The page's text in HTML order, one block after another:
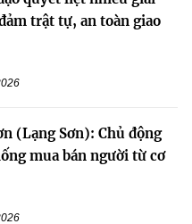
trật tự, an toàn giao
(Lạng Sơn): Chủ động
mua bán người từ cơ